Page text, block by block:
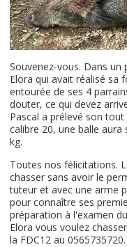
Souvenez-vous. Dans
Elora qui avait réalisé sa
entourée de ses 4
douter, ce qui devez
Pascal a prélevé son
calibre 20, une balle
kg.
Toutes nos félicitations.
chasser sans avoir le
tuteur et avec une arme
pour connaître ses
préparation à l'examen
Elora vous voulez
la FDC12 au 0565735720.